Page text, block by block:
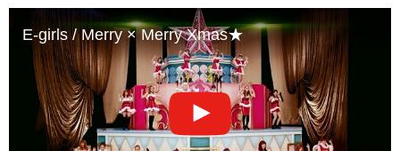
E-girls / Merry × Merry Xmas★